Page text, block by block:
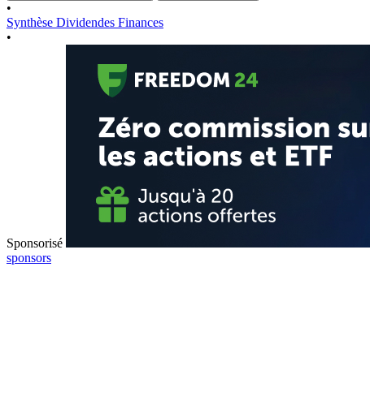
•
Synthèse Dividendes Finances
•
Sponsorisé
sponsors